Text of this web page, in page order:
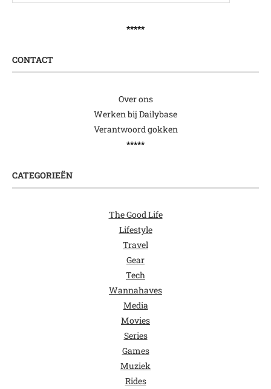
*****
CONTACT
Over ons
Werken bij Dailybase
Verantwoord gokken
*****
CATEGORIEËN
The Good Life
Lifestyle
Travel
Gear
Tech
Wannahaves
Media
Movies
Series
Games
Muziek
Rides